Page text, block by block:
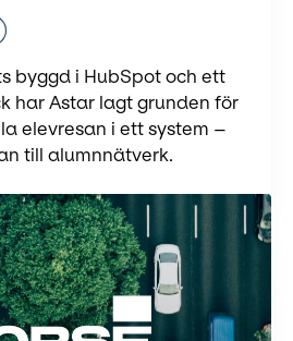
byggd i HubSpot och ett
har Astar lagt grunden för
elevresan i ett system –
till alumnnätverk.